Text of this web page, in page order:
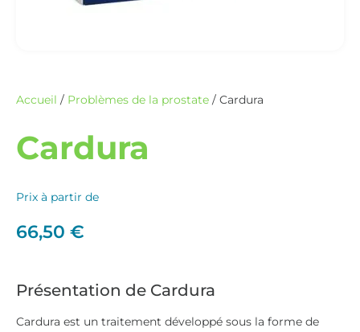
Accueil / Problèmes de la prostate / Cardura
Cardura
Prix à partir de
66,50 €
Présentation de Cardura
Cardura est un traitement développé sous la forme de